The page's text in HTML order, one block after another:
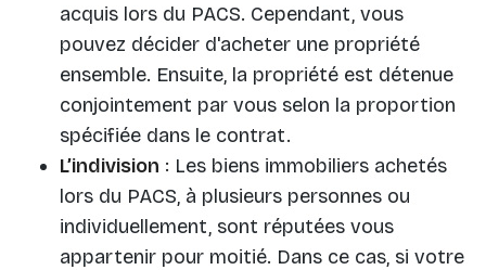
acquis lors du PACS. Cependant, vous
pouvez décider d'acheter une propriété
ensemble. Ensuite, la propriété est détenue
conjointement par vous selon la proportion
spécifiée dans le contrat.
L’indivision : Les biens immobiliers achetés
lors du PACS, à plusieurs personnes ou
individuellement, sont réputées vous
appartenir pour moitié. Dans ce cas, si votre